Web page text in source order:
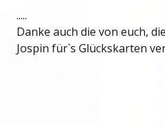
.....
Danke auch die von euch,
Jospin für`s Glückskarten